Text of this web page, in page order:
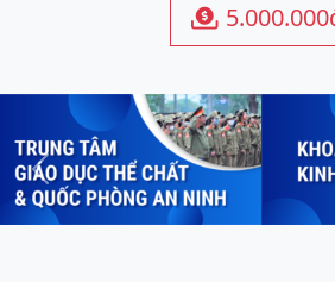

Previous